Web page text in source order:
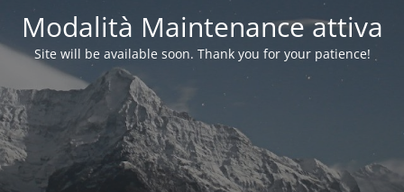
Modalità Maintenance attiva
Site will be available soon. Thank you for your patience!